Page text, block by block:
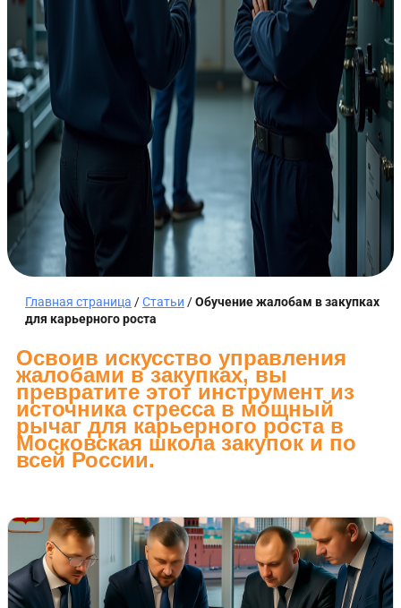
Главная страница /Статьи /Обучение жалобам в закупках
для карьерного роста
Освоив искусство управления
жалобами в закупках, вы
превратите этот инструмент из
источника стресса в мощный
рычаг для карьерного роста в
Московская школа закупок и по
всей России.